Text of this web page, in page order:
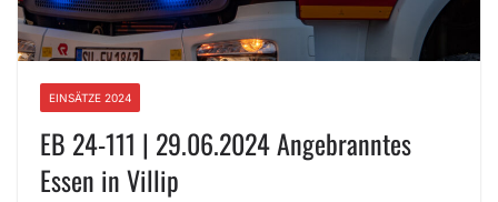
EINSÄTZE 2024
EB 24-111 | 29.06.2024 Angebranntes
Essen in Villip